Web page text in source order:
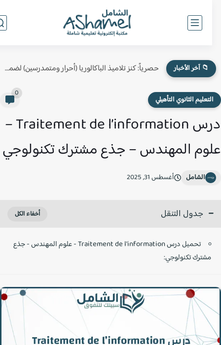
📁 آخر الأخبار حصرياً: كنز تلاميذ الباكالوريا (أحرار ومتمدرسين) لضمان النقطة الكاملة في...
الثانوي التأهيلي
درس Traitement de l’information –
المهندس – جذع مشترك تكنولوجي
الشامل أغسطس 31, 2025
جدول التنقل
تحميل درس Traitement de l'information - علوم المهندس - جذع
مشترك تكنولوجي: